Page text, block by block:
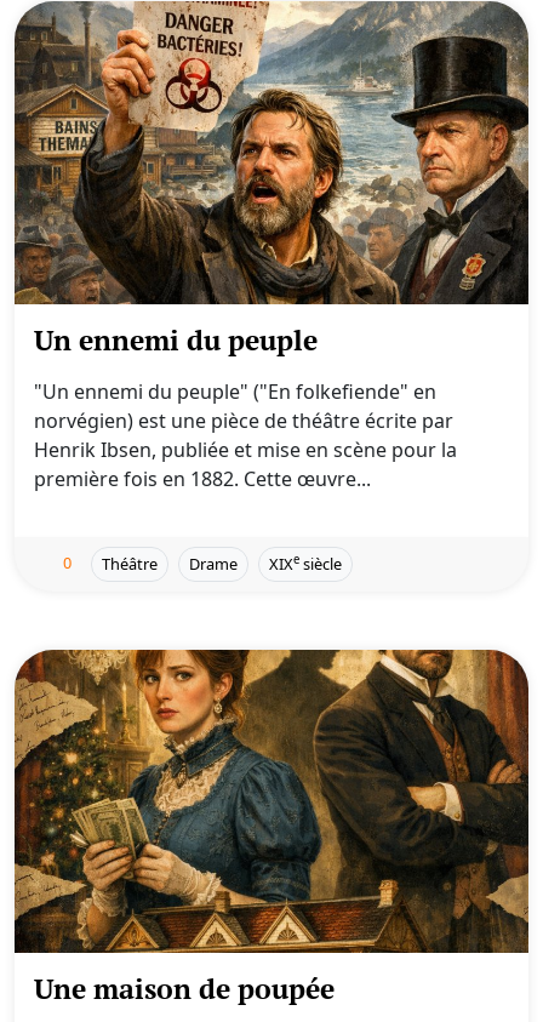
Un ennemi du peuple
"Un ennemi du peuple" ("En folkefiende" en
norvégien) est une pièce de théâtre écrite par
Henrik Ibsen, publiée et mise en scène pour la
première fois en 1882. Cette œuvre...
0 Théâtre Drame XIXe siècle
Une maison de poupée